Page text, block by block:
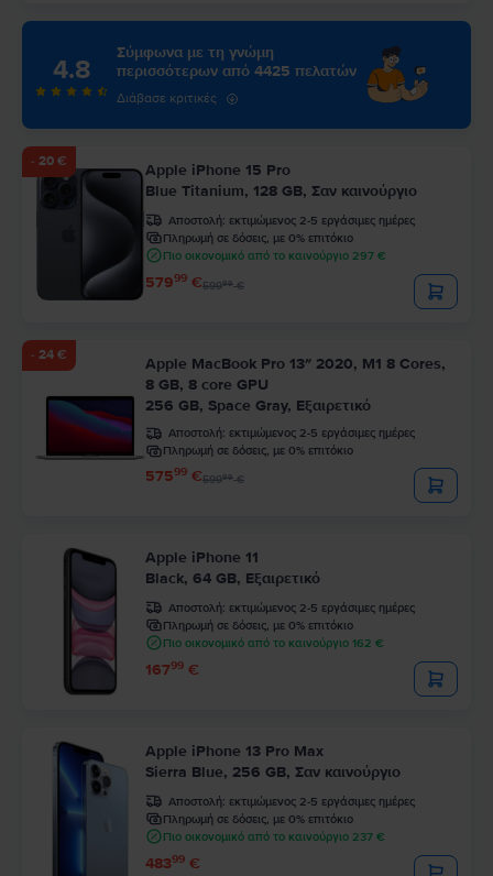
4.8
Σύμφωνα με τη γνώμη
περισσότερων από 4425 πελατών
Διάβασε κριτικές
- 20 €
Apple iPhone 15 Pro
Blue Titanium, 128 GB, Σαν καινούργιο
Αποστολή: εκτιμώμενος 2-5 εργάσιμες ημέρες
Πληρωμή σε δόσεις, με 0% επιτόκιο
Πιο οικονομικό από το καινούργιο 297 €
57999 €59999€
- 24 €
Apple MacBook Pro 13″ 2020, M1 8 Cores,
8 GB, 8 core GPU
256 GB, Space Gray, Εξαιρετικό
Αποστολή: εκτιμώμενος 2-5 εργάσιμες ημέρες
Πληρωμή σε δόσεις, με 0% επιτόκιο
57599 €59999€
Apple iPhone 11
Black, 64 GB, Εξαιρετικό
Αποστολή: εκτιμώμενος 2-5 εργάσιμες ημέρες
Πληρωμή σε δόσεις, με 0% επιτόκιο
Πιο οικονομικό από το καινούργιο 162 €
16799 €
Apple iPhone 13 Pro Max
Sierra Blue, 256 GB, Σαν καινούργιο
Αποστολή: εκτιμώμενος 2-5 εργάσιμες ημέρες
Πληρωμή σε δόσεις, με 0% επιτόκιο
Πιο οικονομικό από το καινούργιο 237 €
48399 €